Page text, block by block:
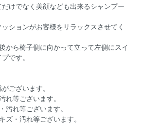
けでなく美顔なども出来るシャンプー
ションがお客様をリラックスさせてく
から椅子側に向かって立って左側にスイ
です。
ございます。
れ等ございます。
汚れ等ございます。
ズ・汚れ等ございます。